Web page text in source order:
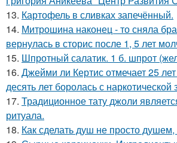
13. Картофель в сливках запечённый.
14. Митрошина наконец - то сняла
вернулась в сторис после 1, 5 лет
15. Шпротный салатик. 1 б. шпрот
16. Джейми ли Кертис отмечает 25
десять лет боролась с
17. Традиционное тату джоли
ритуала.
18. Как сделать душ не просто